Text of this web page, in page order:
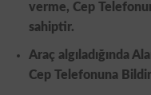
verme, Cep
sahiptir.
Araç algıladığında
Cep Telefonuna